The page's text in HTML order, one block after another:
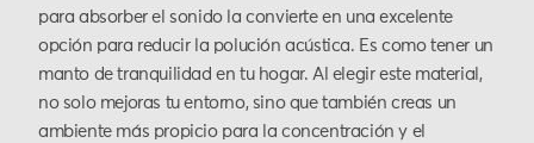
para absorber el sonido la convierte en una excelente
opción para reducir la polución acústica. Es como tener un
manto de tranquilidad en tu hogar. Al elegir este material,
no solo mejoras tu entorno, sino que también creas un
ambiente más propicio para la concentración y el